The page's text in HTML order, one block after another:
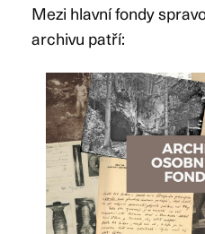
Mezi hlavní fondy
archivu patří: